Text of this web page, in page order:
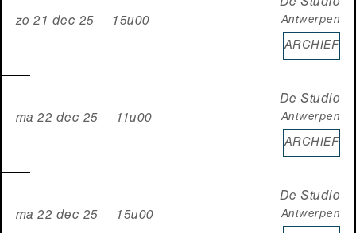
zo 21 dec 25 15u00
De Studio
Antwerpen
ARCHIEF
ma 22 dec 25 11u00
De Studio
Antwerpen
ARCHIEF
ma 22 dec 25 15u00
De Studio
Antwerpen